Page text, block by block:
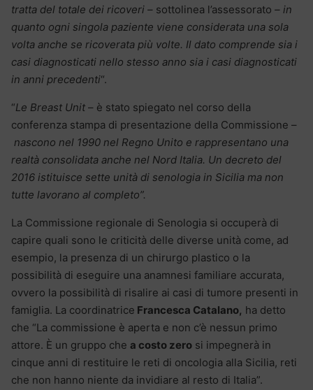
tratta del totale dei ricoveri – sottolinea l’assessorato – in
quanto ogni singola paziente viene considerata una sola
volta anche se ricoverata più volte. Il dato comprende sia i
casi diagnosticati nello stesso anno sia i casi diagnosticati
in anni precedenti“.
“Le Breast Unit – è stato spiegato nel corso della
conferenza stampa di presentazione della Commissione –
nascono nel 1990 nel Regno Unito e rappresentano una
realtà consolidata anche nel Nord Italia. Un decreto del
2016 istituisce sette unità di senologia in Sicilia ma non
tutte lavorano al completo”.
La Commissione regionale di Senologia si occuperà di
capire quali sono le criticità delle diverse unità come, ad
esempio, la presenza di un chirurgo plastico o la
possibilità di eseguire una anamnesi familiare accurata,
ovvero la possibilità di risalire ai casi di tumore presenti in
famiglia. La coordinatrice Francesca Catalano, ha detto
che “La commissione è aperta e non c’è nessun primo
attore. È un gruppo che a costo zero si impegnerà in
cinque anni di restituire le reti di oncologia alla Sicilia, reti
che non hanno niente da invidiare al resto di Italia”.